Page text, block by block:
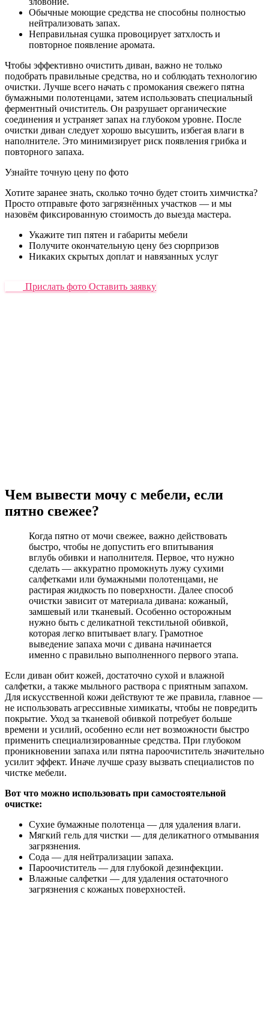
Обычные моющие средства не способны полностью
нейтрализовать запах.
Неправильная сушка провоцирует затхлость и
повторное появление аромата.
Чтобы эффективно очистить диван, важно не только
подобрать правильные средства, но и соблюдать технологию
очистки. Лучше всего начать с промокания свежего пятна
бумажными полотенцами, затем использовать специальный
ферментный очиститель. Он разрушает органические
соединения и устраняет запах на глубоком уровне. После
очистки диван следует хорошо высушить, избегая влаги в
наполнителе. Это минимизирует риск появления грибка и
повторного запаха.
Узнайте точную цену по фото
Хотите заранее знать, сколько точно будет стоить химчистка?
Просто отправьте фото загрязнённых участков — и мы
назовём фиксированную стоимость до выезда мастера.
Укажите тип пятен и габариты мебели
Получите окончательную цену без сюрпризов
Никаких скрытых доплат и навязанных услуг
Прислать фото Оставить заявку
Чем вывести мочу с мебели, если
пятно свежее?
Когда пятно от мочи свежее, важно действовать
быстро, чтобы не допустить его впитывания
вглубь обивки и наполнителя. Первое, что нужно
сделать — аккуратно промокнуть лужу сухими
салфетками или бумажными полотенцами, не
растирая жидкость по поверхности. Далее способ
очистки зависит от материала дивана: кожаный,
замшевый или тканевый. Особенно осторожным
нужно быть с деликатной текстильной обивкой,
которая легко впитывает влагу. Грамотное
выведение запаха мочи с дивана начинается
именно с правильно выполненного первого этапа.
Если диван обит кожей, достаточно сухой и влажной
салфетки, а также мыльного раствора с приятным запахом.
Для искусственной кожи действуют те же правила, главное —
не использовать агрессивные химикаты, чтобы не повредить
покрытие. Уход за тканевой обивкой потребует больше
времени и усилий, особенно если нет возможности быстро
применить специализированные средства. При глубоком
проникновении запаха или пятна пароочиститель значительно
усилит эффект. Иначе лучше сразу вызвать специалистов по
чистке мебели.
Вот что можно использовать при самостоятельной
очистке:
Сухие бумажные полотенца — для удаления влаги.
Мягкий гель для чистки — для деликатного отмывания
загрязнения.
Сода — для нейтрализации запаха.
Пароочиститель — для глубокой дезинфекции.
Влажные салфетки — для удаления остаточного
загрязнения с кожаных поверхностей.